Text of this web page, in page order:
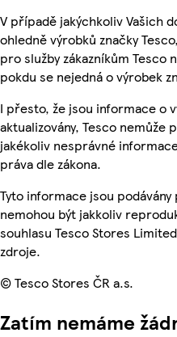
V případě jakýchkoliv Vašich
ohledně výrobků značky
pro služby zákazníkům Tesco
pokdu se nejedná o výrobek
I přesto, že jsou informace o
aktualizovány, Tesco
jakékoliv nesprávné
práva dle zákona.
Tyto informace jsou
nemohou být jakkoliv
souhlasu Tesco Stores
zdroje.
© Tesco Stores ČR a.s.
Zatím nemáme